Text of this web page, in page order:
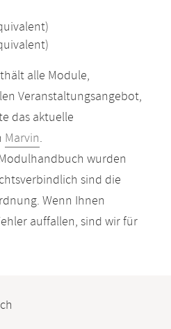
alle Module,
Veranstaltungsangebot,
das aktuelle
Marvin.
wurden
sind die
Wenn Ihnen
auffallen, sind wir für